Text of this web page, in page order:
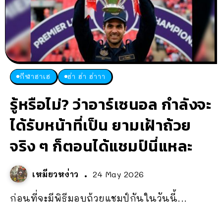
กีฬาฮาเฮ ฮ่า ฮ่า ฮ่าาา
รู้หรือไม่? ว่าอาร์เซนอล กำลังจะ
ได้รับหน้าที่เป็น ยามเฝ้าถ้วย
จริง ๆ ก็ตอนได้แชมป์นี่แหละ
เหมียวหง่าว 24 May 2026
ก่อนที่จะมีพิธีมอบถ้วยแชมป์กันในวันนี้...